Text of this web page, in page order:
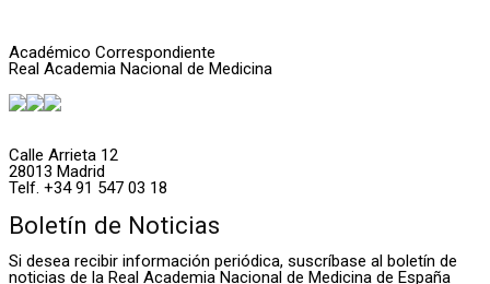
Académico Correspondiente
Real Academia Nacional de Medicina
Calle Arrieta 12
28013 Madrid
Telf. +34 91 547 03 18
Boletín de Noticias
Si desea recibir información periódica, suscríbase al boletín de
noticias de la Real Academia Nacional de Medicina de España